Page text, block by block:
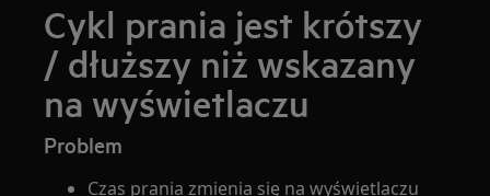
Cykl prania jest krótszy
/ dłuższy niż wskazany
na wyświetlaczu
Problem
Czas prania zmienia się na wyświetlaczu